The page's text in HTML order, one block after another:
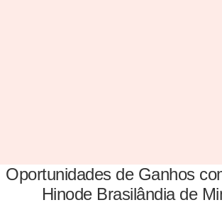
Oportunidades de Ganhos
Hinode Brasilândia de